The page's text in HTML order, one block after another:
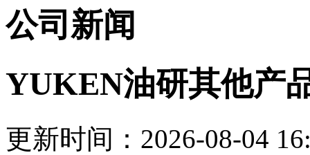
公司新闻
YUKEN油研其他产
更新时间：2026-08-04